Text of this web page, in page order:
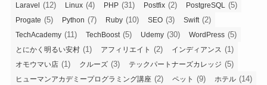
Laravel (12) Linux (4) PHP (31) Postfix (2) PostgreSQL (5)
Progate (5) Python (7) Ruby (10) SEO (3) Swift(2)
TechAcademy (11) TechBoost(5) Udemy (30) WordPress (5)
とにかく明るい安村 (1) アフィリエイト (2) インディアンス (1)
オモウマい店 (1) クルーズ (3) テックパートナーズカレッジ (5)
ヒューマンアカデミープログラミング講座 (2) ペット (9) ホテル (14)